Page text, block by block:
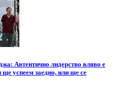
Автентично лидерство вляво е
успеем заедно, или ще се